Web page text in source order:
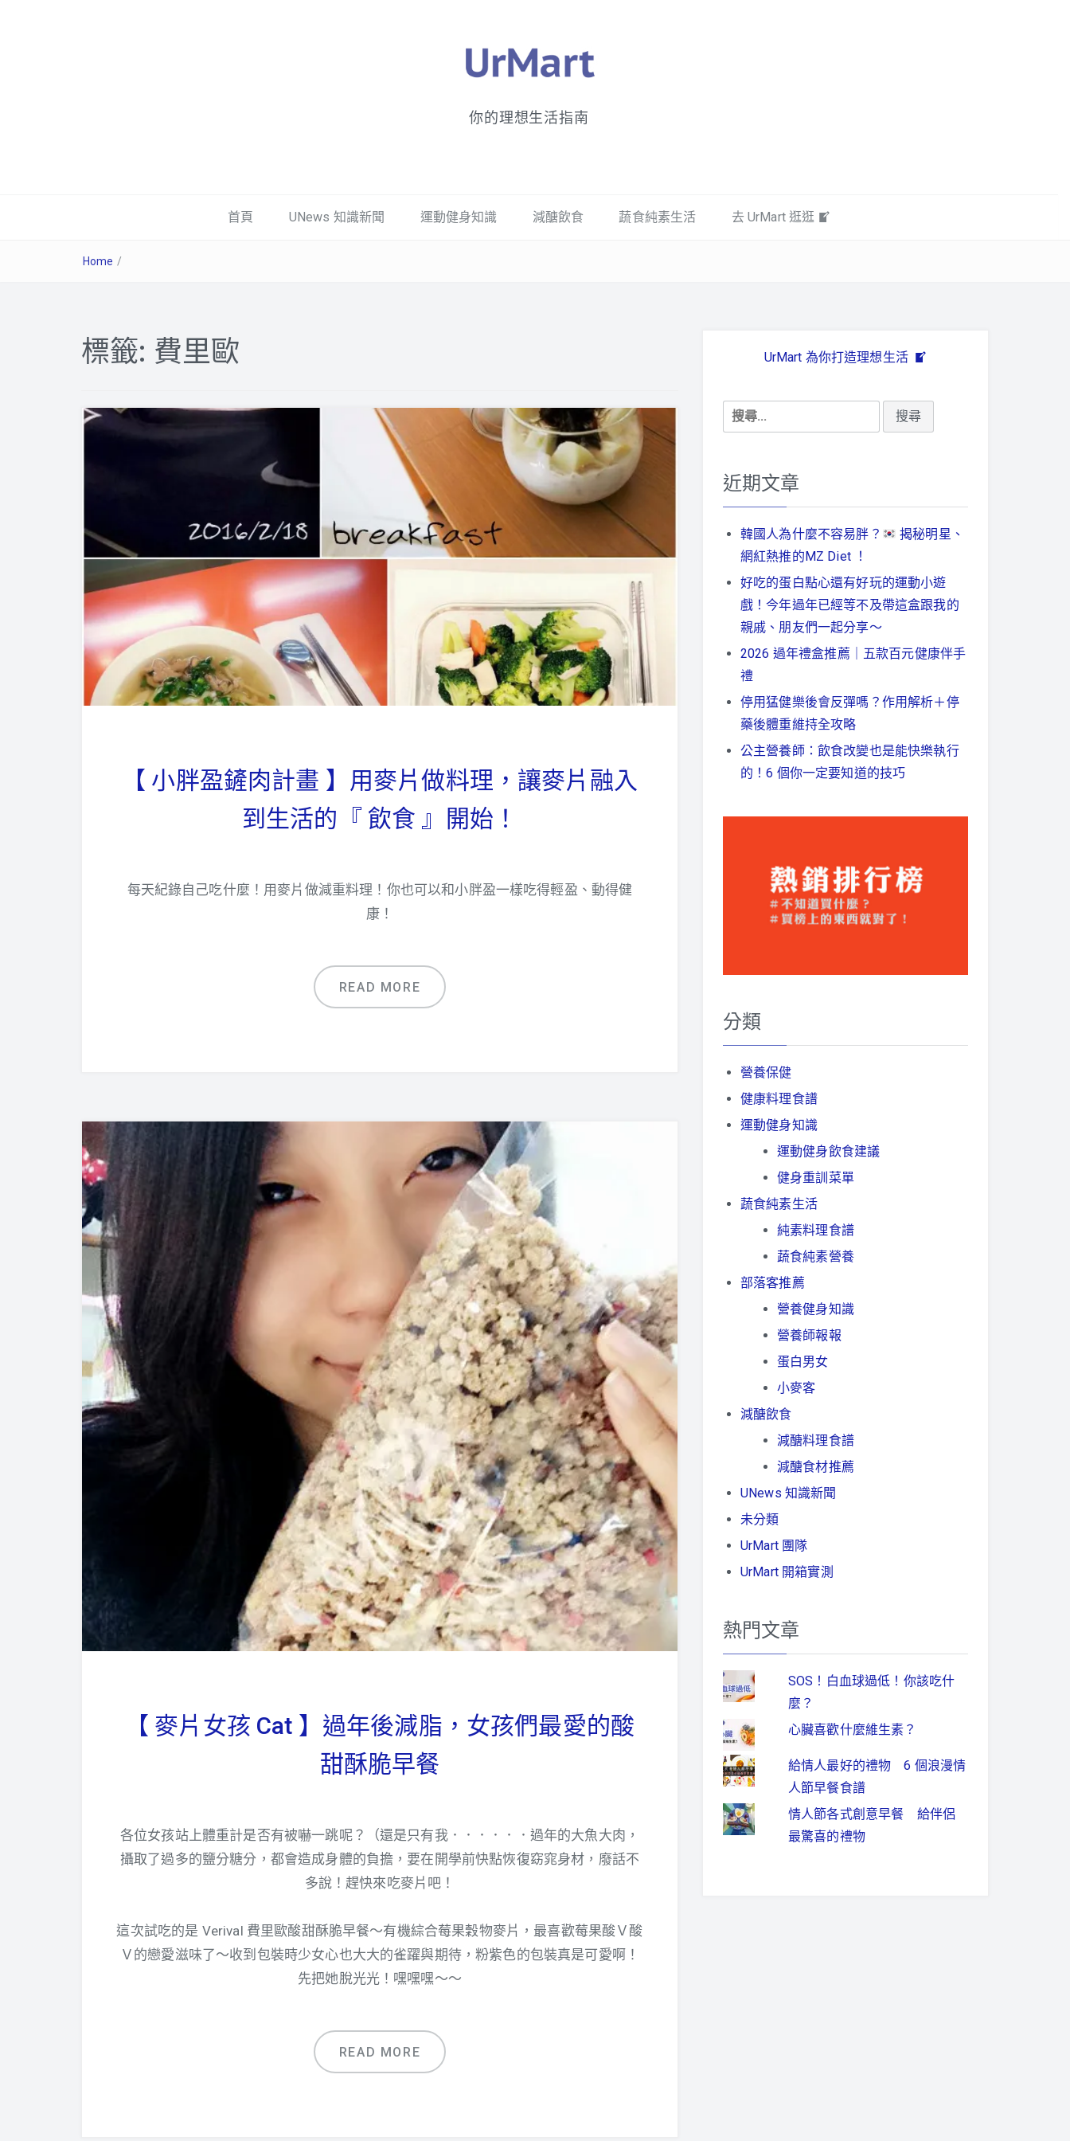
你的理想生活指南
首頁 UNews 知識新聞 運動健身知識 減醣飲食 蔬食純素生活 去 UrMart 逛逛
Home /
標籤: 費里歐
【 小胖盈鏟肉計畫 】用麥片做料理，讓麥片融入
到生活的『 飲食 』開始！
每天紀錄自己吃什麼！用麥片做減重料理！你也可以和小胖盈一樣吃得輕盈、動得健
康！
READ MORE
【 麥片女孩 Cat 】過年後減脂，女孩們最愛的酸
甜酥脆早餐
各位女孩站上體重計是否有被嚇一跳呢？（還是只有我．．．．．．過年的大魚大肉，
攝取了過多的鹽分糖分，都會造成身體的負擔，要在開學前快點恢復窈窕身材，廢話不
多說！趕快來吃麥片吧！
這次試吃的是 Verival 費里歐酸甜酥脆早餐～有機綜合莓果穀物麥片，最喜歡莓果酸Ｖ酸
Ｖ的戀愛滋味了～收到包裝時少女心也大大的雀躍與期待，粉紫色的包裝真是可愛啊！
先把她脫光光！嘿嘿嘿～～
READ MORE
UrMart 為你打造理想生活
搜
尋
鍵
近期文章
韓國人為什麼不容易胖？
揭秘明星、
網紅熱推的MZ Diet ！
好吃的蛋白點心還有好玩的運動小遊
戲！今年過年已經等不及帶這盒跟我的
親戚、朋友們一起分享～
2026 過年禮盒推薦｜五款百元健康伴手
禮
停用猛健樂後會反彈嗎？作用解析＋停
藥後體重維持全攻略
公主營養師：飲食改變也是能快樂執行
的！6 個你一定要知道的技巧
分類
營養保健
健康料理食譜
運動健身知識
運動健身飲食建議
健身重訓菜單
蔬食純素生活
純素料理食譜
蔬食純素營養
部落客推薦
營養健身知識
營養師報報
蛋白男女
小麥客
減醣飲食
減醣料理食譜
減醣食材推薦
UNews 知識新聞
未分類
UrMart 團隊
UrMart 開箱實測
熱門文章
SOS！白血球過低！你該吃什
麼？
心臟喜歡什麼維生素？
給情人最好的禮物 6 個浪漫情
人節早餐食譜
情人節各式創意早餐 給伴侶
最驚喜的禮物